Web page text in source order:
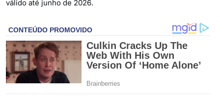
válido até junho de 2026.